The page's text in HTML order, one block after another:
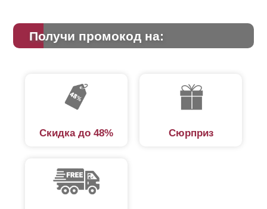
Получи промокод на:
Скидка до 48% Сюрприз